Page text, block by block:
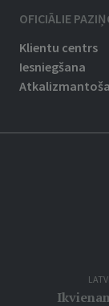
OFICIĀLIE
Klientu centrs
Iesniegšana